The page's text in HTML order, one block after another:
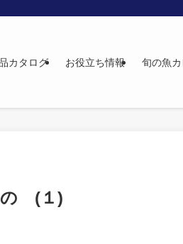
カタログ お役立ち情報 旬の魚
の (１)